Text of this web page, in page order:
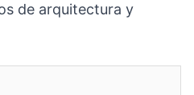
de arquitectura y